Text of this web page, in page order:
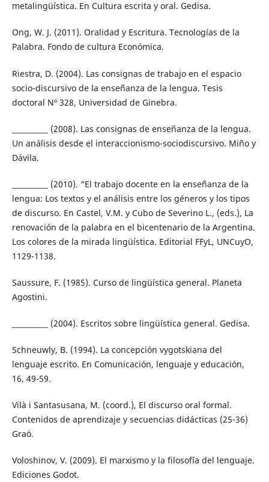
metalingüística. En Cultura escrita y oral. Gedisa.
Ong, W. J. (2011). Oralidad y Escritura. Tecnologías de la
Palabra. Fondo de cultura Económica.
Riestra, D. (2004). Las consignas de trabajo en el espacio
socio-discursivo de la enseñanza de la lengua. Tesis
doctoral Nº 328, Universidad de Ginebra.
__________ (2008). Las consignas de enseñanza de la lengua.
Un análisis desde el interaccionismo-sociodiscursivo. Miño y
Dávila.
__________ (2010). “El trabajo docente en la enseñanza de la
lengua: Los textos y el análisis entre los géneros y los tipos
de discurso. En Castel, V.M. y Cubo de Severino L., (eds.), La
renovación de la palabra en el bicentenario de la Argentina.
Los colores de la mirada lingüística. Editorial FFyL, UNCuyO,
1129-1138.
Saussure, F. (1985). Curso de lingüística general. Planeta
Agostini.
__________ (2004). Escritos sobre lingüística general. Gedisa.
Schneuwly, B. (1994). La concepción vygotskiana del
lenguaje escrito. En Comunicación, lenguaje y educación,
16, 49-59.
Vilà i Santasusana, M. (coord.), El discurso oral formal.
Contenidos de aprendizaje y secuencias didácticas (25-36)
Graó.
Voloshinov, V. (2009). El marxismo y la filosofía del lenguaje.
Ediciones Godot.